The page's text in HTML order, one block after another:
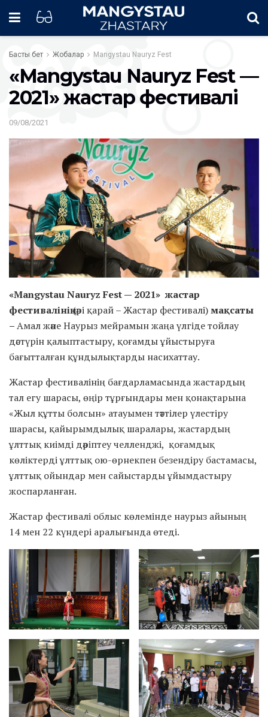
Басты бет Жобалар Mangystau Nauryz Fest
«Mangystau Nauryz Fest —
2021» жастар фестивалі
09/08/2021
«Mangystau Nauryz Fest — 2021» жастар
фестивалінің(әрі қарай – Жастар фестивалі)мақсаты
–Амал және Наурыз мейрамын жаңа үлгіде тойлау
дәстүрін қалыптастыру, қоғамды ұйыстыруға
бағытталған құндылықтарды насихаттау.
Жастар фестивалінің бағдарламасында жастардың
тал егу шарасы, өңір тұрғындары мен қонақтарына
«Жыл құтты болсын» атауымен тәттілер үлестіру
шарасы, қайырымдылық шаралары, жастардың
ұлттық киімді дәріптеу челленджі, қоғамдық
көліктерді ұлттық ою-өрнекпен безендіру бастамасы,
ұлттық ойындар мен сайыстарды ұйымдастыру
жоспарланған.
Жастар фестивалі облыс көлемінде наурыз айының
14 мен 22 күндері аралығында өтеді.